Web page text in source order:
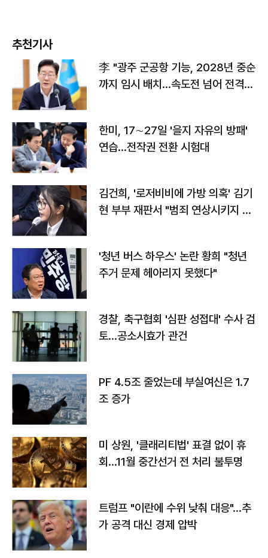
추천기사
李 "광주 군공항 기능, 2028년 중순
까지 임시 배치…속도전 넘어 전격
한미, 17∼27일 '을지 자유의 방패'
연습…전작권 전환 시험대
김건희, '로저비비에 가방 의혹' 김기
현 부부 재판서 "범죄 연상시키지 말
'청년 버스 하우스' 논란 황희 "청년
주거 문제 헤아리지 못했다"
경찰, 축구협회 '심판 성접대' 수사 검
토…공소시효가 관건
PF 4.5조 줄었는데 부실여신은 1.7
조 증가
미 상원, '클래리티법' 표결 없이 휴
회…11월 중간선거 전 처리 불투명
트럼프 "이란에 수위 낮춰 대응"…추
가 공격 대신 경제 압박